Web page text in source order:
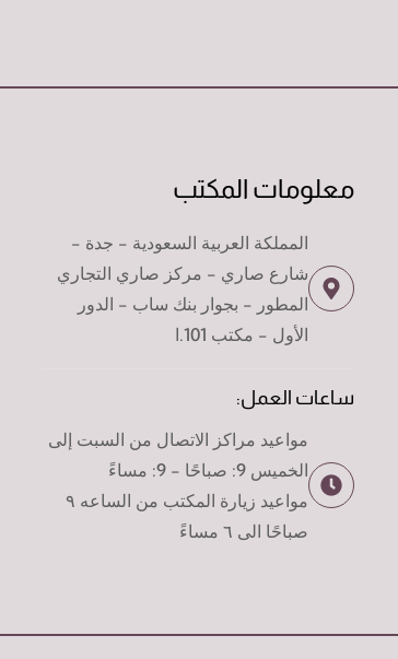
معلومات المكتب
المملكة العربية السعودية - جدة -
شارع صاري - مركز صاري التجاري
المطور - بجوار بنك ساب - الدور
الأول - مكتب 101.ا
ساعات العمل:
مواعيد مراكز الاتصال من السبت إلى
الخميس 9: صباحًا - 9: مساءً
مواعيد زيارة المكتب من الساعه ٩
صباحًا الى ٦ مساءً